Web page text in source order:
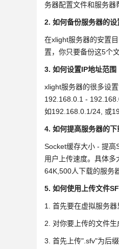
务器配置文件和服务器
2. 如何备份服务器的设
在xlight服务器的安置
置，你只要备份这5个
3. 如何设置IP地址范围
xlight服务器的很多设
192.168.0.1 -
如192.168.0.1/24, 或
4. 如何提高服务器的下
Socket缓存大小 - 提高
用户上传速度。具体
64K,500人下载的服务
5. 如何使用上传文件
1. 首先要在虚拟服务器
2. 对你要上传的文件
3. 首先上传".sfv"为后